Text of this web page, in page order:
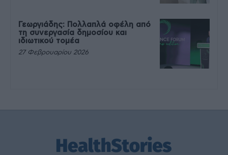
Γεωργιάδης: Πολλαπλά οφέλη από
τη συνεργασία δημοσίου και
ιδιωτικού τομέα
27 Φεβρουαρίου 2026